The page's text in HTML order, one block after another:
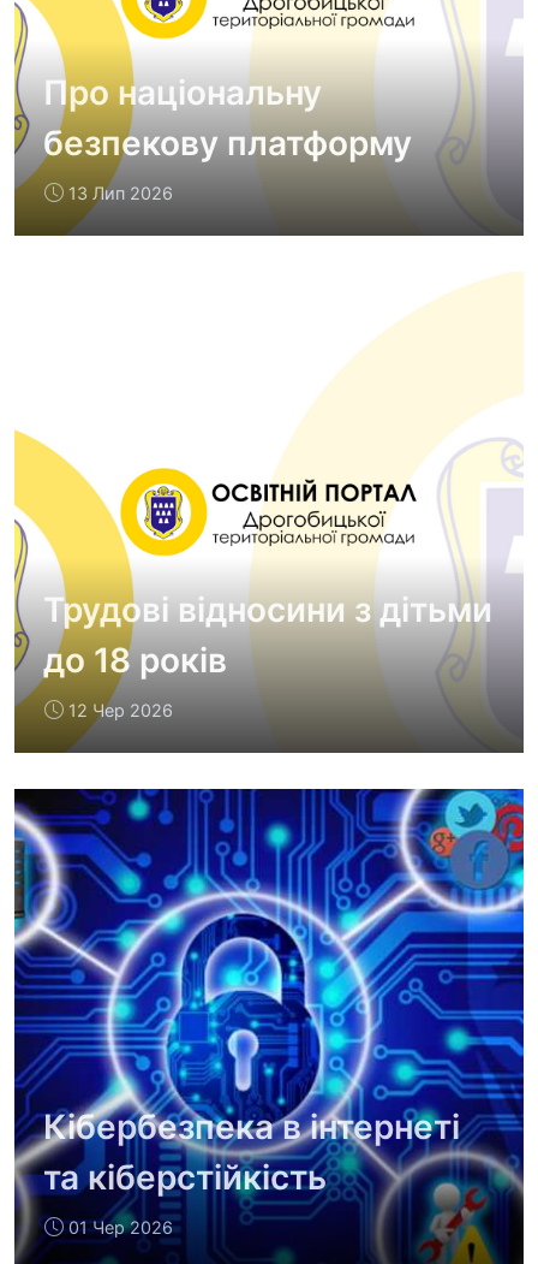
Про національну
безпекову платформу
13 Лип 2026
Трудові відносини з дітьми
до 18 років
12 Чер 2026
Кібербезпека в інтернеті
та кіберстійкість
01 Чер 2026